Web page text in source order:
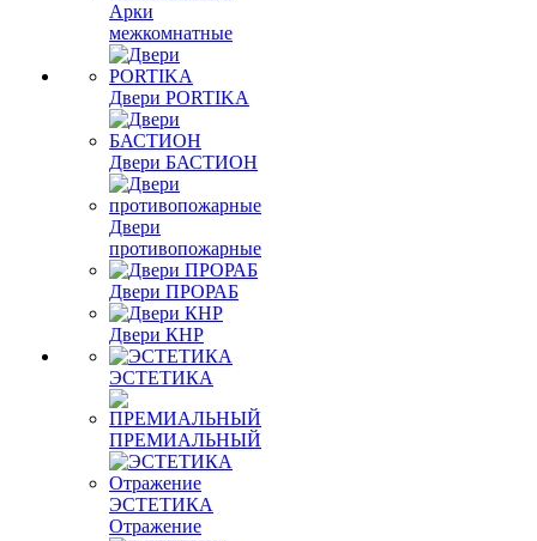
Арки
межкомнатные
Двери PORTIKA
Двери БАСТИОН
Двери
противопожарные
Двери ПРОРАБ
Двери КНР
ЭСТЕТИКА
ПРЕМИАЛЬНЫЙ
ЭСТЕТИКА
Отражение